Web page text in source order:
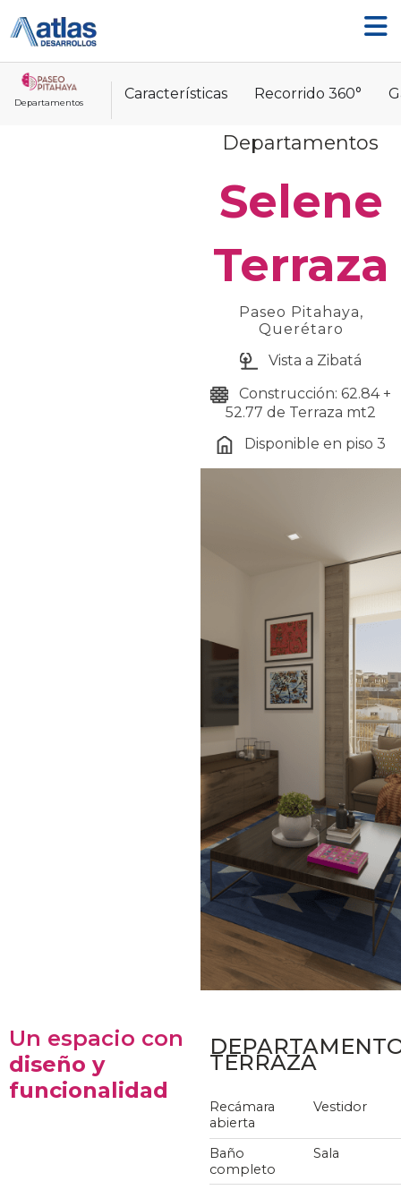
contenido
Departamentos
Características Recorrido 360°
Departamentos
Selene
Terraza
Paseo Pitahaya,
Querétaro
Vista a Zibatá
Construcción: 62.84 +
52.77 de Terraza mt2
Disponible en piso 3
Un espacio con
diseño y
funcionalidad
TERRAZA
Recámara
abierta
Vestidor
Baño
completo
Sala